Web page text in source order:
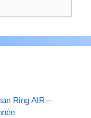
Ring AIR –